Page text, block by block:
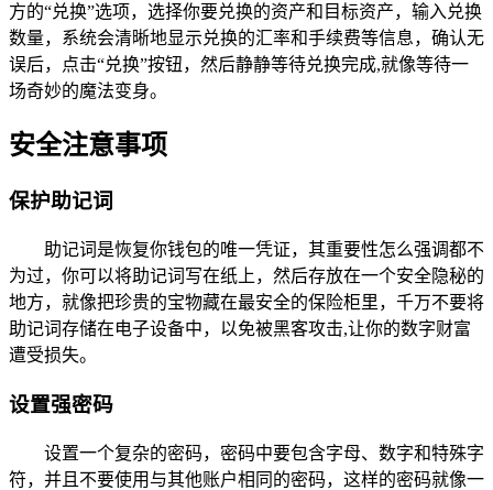
方的“兑换”选项，选择你要兑换的资产和目标资产，输入兑换
数量，系统会清晰地显示兑换的汇率和手续费等信息，确认无
误后，点击“兑换”按钮，然后静静等待兑换完成,就像等待一
场奇妙的魔法变身。
安全注意事项
保护助记词
助记词是恢复你钱包的唯一凭证，其重要性怎么强调都不
为过，你可以将助记词写在纸上，然后存放在一个安全隐秘的
地方，就像把珍贵的宝物藏在最安全的保险柜里，千万不要将
助记词存储在电子设备中，以免被黑客攻击,让你的数字财富
遭受损失。
设置强密码
设置一个复杂的密码，密码中要包含字母、数字和特殊字
符，并且不要使用与其他账户相同的密码，这样的密码就像一